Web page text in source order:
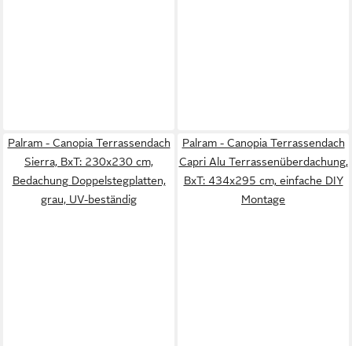
Palram - Canopia Terrassendach
Sierra, BxT: 230x230 cm,
Bedachung Doppelstegplatten,
grau, UV-beständig
Palram - Canopia Terrassendach
Capri Alu Terrassenüberdachung,
BxT: 434x295 cm, einfache DIY
Montage